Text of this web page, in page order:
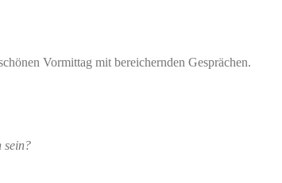
Vormittag mit bereichernden Gesprächen.
sein?